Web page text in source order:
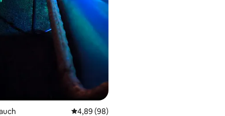
Prosječna ocjena: 4,89/5, recenzija: 98
4,89 (98)